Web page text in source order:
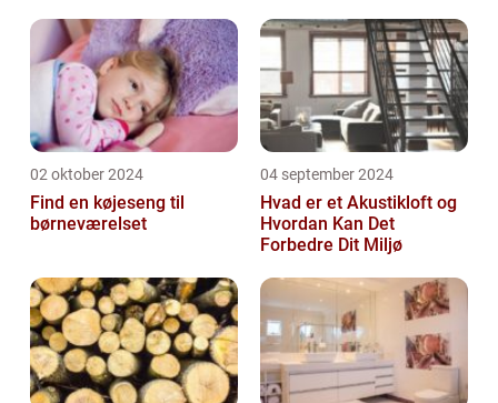
02 oktober 2024
Find en køjeseng til
børneværelset
04 september 2024
Hvad er et Akustikloft og
Hvordan Kan Det
Forbedre Dit Miljø